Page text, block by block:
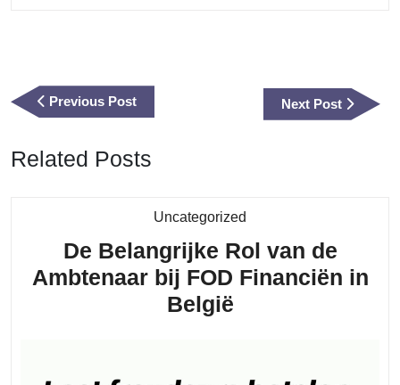
Previous PostPrevious
Post
Next Post
Next
Post
Related Posts
Uncategorized
De Belangrijke Rol van de
Ambtenaar bij FOD Financiën in
BelgiëDe